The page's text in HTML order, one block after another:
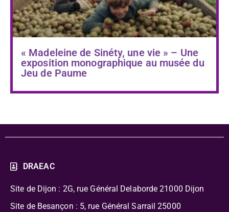
« Madeleine de Sinéty, une vie » – Une
exposition monographique au musée du
Jeu de Paume
DRAEAC
Site de Dijon : 2G, rue Général Delaborde 21000 Dijon
Site de Besançon : 5, rue Général Sarrail 25000